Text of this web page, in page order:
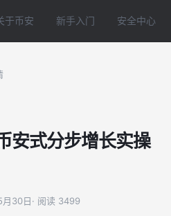
于币安 新手入门 安全中心
安式分步增长实操
月30日· 阅读 3499